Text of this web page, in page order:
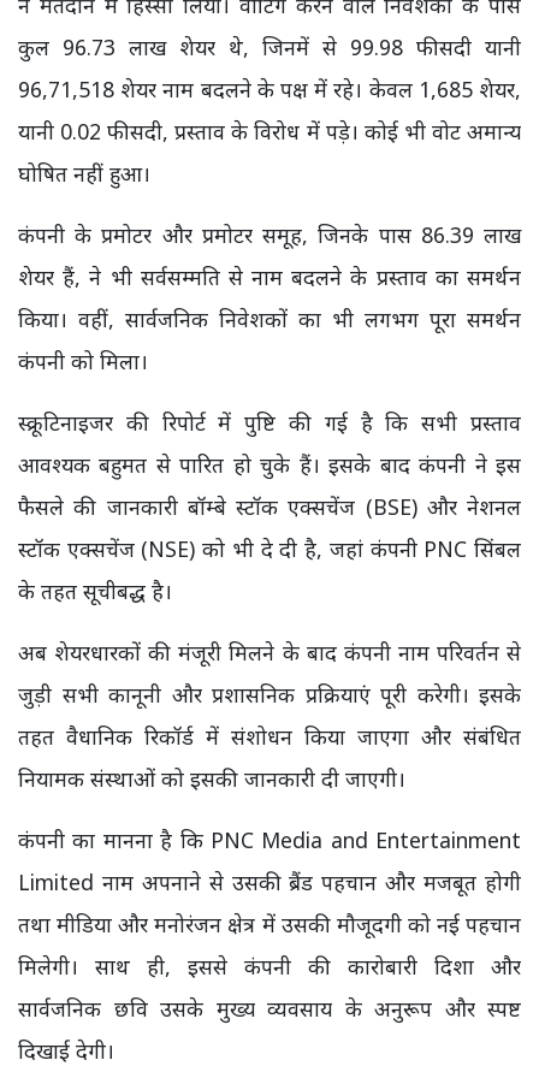
कुल 96.73 लाख शेयर थे, जिनमें से 99.98 फीसदी यानी
96,71,518 शेयर नाम बदलने के पक्ष में रहे। केवल 1,685 शेयर,
यानी 0.02 फीसदी, प्रस्ताव के विरोध में पड़े। कोई भी वोट अमान्य
घोषित नहीं हुआ।
कंपनी के प्रमोटर और प्रमोटर समूह, जिनके पास 86.39 लाख
शेयर हैं, ने भी सर्वसम्मति से नाम बदलने के प्रस्ताव का समर्थन
किया। वहीं, सार्वजनिक निवेशकों का भी लगभग पूरा समर्थन
कंपनी को मिला।
स्क्रूटिनाइजर की रिपोर्ट में पुष्टि की गई है कि सभी प्रस्ताव
आवश्यक बहुमत से पारित हो चुके हैं। इसके बाद कंपनी ने इस
फैसले की जानकारी बॉम्बे स्टॉक एक्सचेंज (BSE) और नेशनल
स्टॉक एक्सचेंज (NSE) को भी दे दी है, जहां कंपनी PNC सिंबल
के तहत सूचीबद्ध है।
अब शेयरधारकों की मंजूरी मिलने के बाद कंपनी नाम परिवर्तन से
जुड़ी सभी कानूनी और प्रशासनिक प्रक्रियाएं पूरी करेगी। इसके
तहत वैधानिक रिकॉर्ड में संशोधन किया जाएगा और संबंधित
नियामक संस्थाओं को इसकी जानकारी दी जाएगी।
कंपनी का मानना है कि PNC Media and Entertainment
Limited नाम अपनाने से उसकी ब्रैंड पहचान और मजबूत होगी
तथा मीडिया और मनोरंजन क्षेत्र में उसकी मौजूदगी को नई पहचान
मिलेगी। साथ ही, इससे कंपनी की कारोबारी दिशा और
सार्वजनिक छवि उसके मुख्य व्यवसाय के अनुरूप और स्पष्ट
दिखाई देगी।